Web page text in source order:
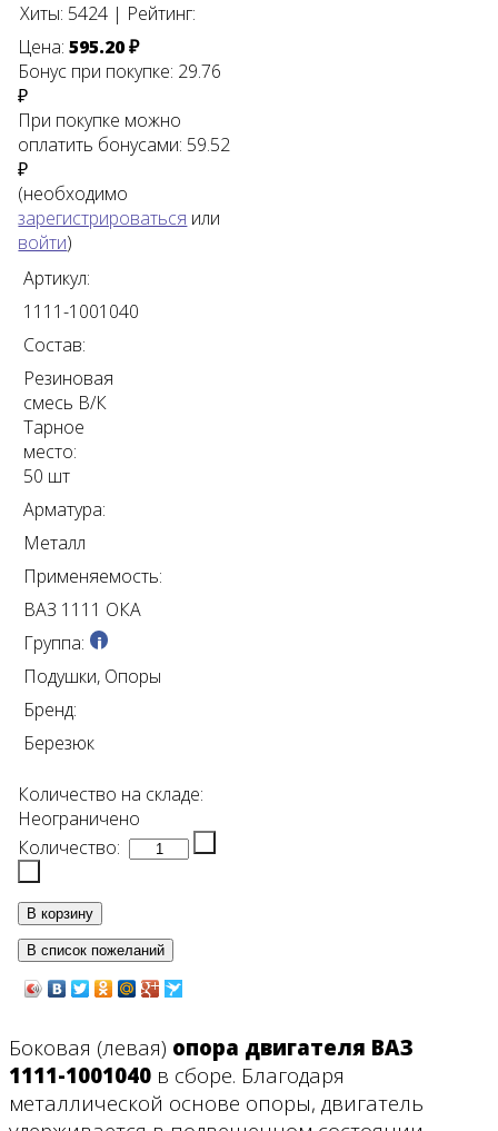
Хиты: 5424 | Рейтинг:
Цена:595.20 ₽
Бонус при покупке: 29.76
₽
При покупке можно
оплатить бонусами: 59.52
₽
(необходимо
зарегистрироваться или
войти)
Артикул:
1111-1001040
Состав:
Резиновая
смесь В/К
Тарное
место:
50 шт
Арматура:
Металл
Применяемость:
ВАЗ 1111 ОКА
Группа:
Подушки, Опоры
Бренд:
Березюк
Количество на складе:
Неограничено
Количество:
Боковая (левая) опора двигателя ВАЗ
1111-1001040 в сборе. Благодаря
металлической основе опоры, двигатель